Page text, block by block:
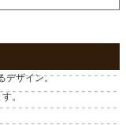
デザイン。
。